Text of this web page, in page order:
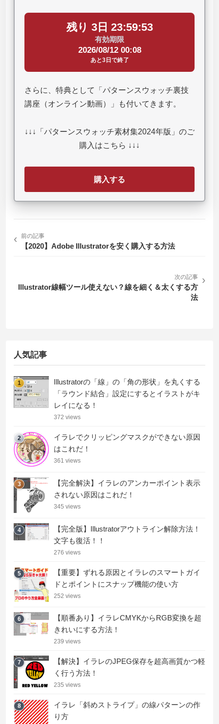
残り 3日 23:59:52
有効期限
2026/08/12 00:08
あと3日で終了
さらに、特典として「パターンスウォッチ裏技
講座（オンライン動画）」も付いてきます。
↓↓↓「パターンスウォッチ素材集2024年版」のご
購入はこちら ↓↓↓
購入する
‹ 前の記事
【2020】Adobe Illustratorを安く購入する方法
次の記事
Illustrator線幅ツール使えない？線を細く＆太くする方
法
›
人気記事
1
Illustratorの「線」の「角の形状」を丸くする
「ラウンド結合」設定にするとイラストがキ
レイになる！
372 views
2
イラレでクリッピングマスクができない原因
はこれだ！
361 views
3
【完全解決】イラレのアンカーポイント表示
されない原因はこれだ！
345 views
4
【完全版】Illustratorアウトライン解除方法！
文字も復活！！
276 views
5
【重要】ずれる原因とイラレのスマートガイ
ドとポイントにスナップ機能の使い方
252 views
6
【順番あり】イラレCMYKからRGB変換を超
きれいにする方法！
239 views
7
【解決】イラレのJPEG保存を超高画質かつ軽
く行う方法！
235 views
8
イラレ「斜めストライプ」の線パターンの作
り方